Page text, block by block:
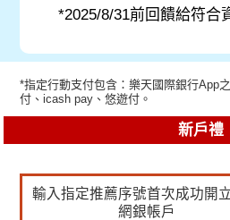
*2025/8/31前回饋給符合
*指定行動支付包含：樂天國際銀行App
付、icash pay、悠遊付。
新戶禮
輸入指定推薦序號首次成功開
網銀帳戶